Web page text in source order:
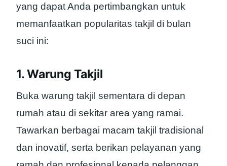
yang dapat Anda pertimbangkan untuk
memanfaatkan popularitas takjil di bulan
suci ini:
1. Warung Takjil
Buka warung takjil sementara di depan
rumah atau di sekitar area yang ramai.
Tawarkan berbagai macam takjil tradisional
dan inovatif, serta berikan pelayanan yang